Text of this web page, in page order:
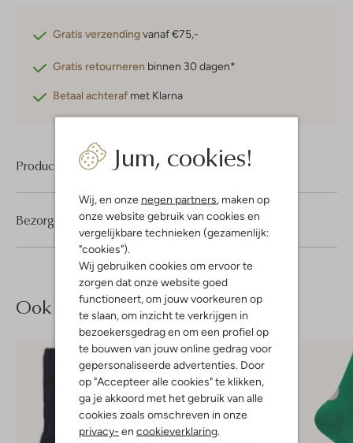
Jum, cookies!
Wij, en onze negen partners , maken op
onze website gebruik van cookies en
vergelijkbare technieken (gezamenlijk:
"cookies").
Wij gebruiken cookies om ervoor te
zorgen dat onze website goed
functioneert, om jouw voorkeuren op
te slaan, om inzicht te verkrijgen in
bezoekersgedrag en om een profiel op
te bouwen van jouw online gedrag voor
gepersonaliseerde advertenties. Door
op "Accepteer alle cookies" te klikken,
ga je akkoord met het gebruik van alle
cookies zoals omschreven in onze
privacy- en cookieverklaring
Gratis verzendingvanaf €75,-
Gratis retourneren binnen 30 dagen*
Betaal achteraf met Klarna
Product informatie
Bezorgen & retourneren
Ook iets voor jou?